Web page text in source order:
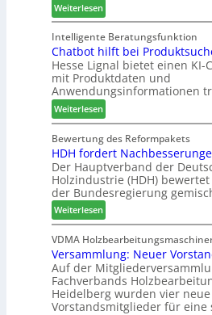
i
e
n
r
i
e
r
t
e
s
S
y
s
t
e
m
-
A
k
t
i
o
n
s
w
o
c
h
e
n
2
0
2
6
Weiterlesen:
M
a
T
e
c
m
e
l
d
e
t
B
e
s
u
c
h
e
r
z
a
Intelligente Beratungsfunktion
Chatbot hilft bei
Hesse Lignal bietet einen KI-
mit Produktdaten und
Anwendungsinformationen
Weiterlesen:
C
h
a
t
b
o
t
h
i
l
f
t
b
e
Bewertung des Reformpakets
HDH fordert
Der Hauptverband der
Holzindustrie (HDH)
der Bundesregierung
Weiterlesen:
H
D
H
f
o
r
d
VDMA
Versammlung: Neuer
Auf der
Fachverbands
Heidelberg wurden vier neue
Vorstandsmitglieder für eine